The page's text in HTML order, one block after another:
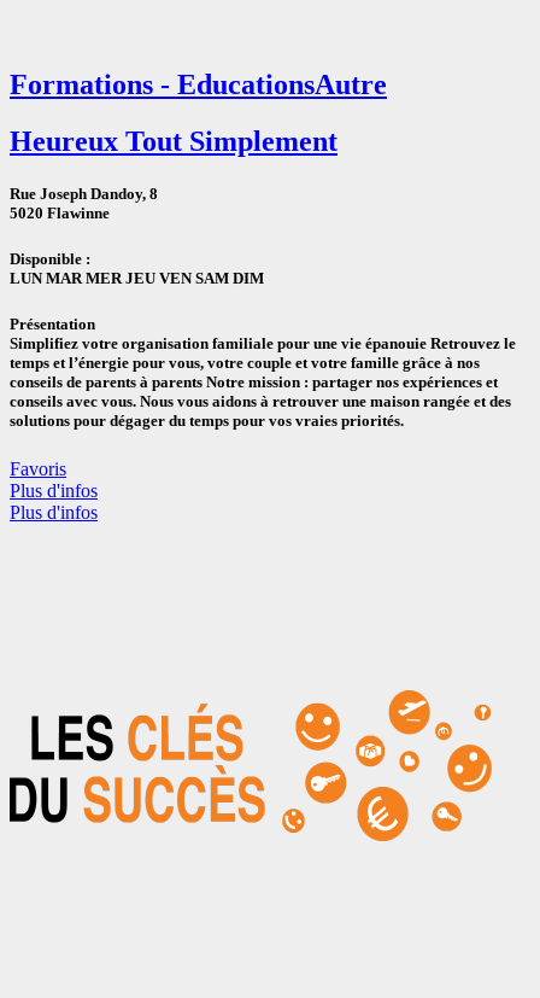
Formations - EducationsAutre
Heureux Tout Simplement
Rue Joseph Dandoy, 8
5020 Flawinne
Disponible :
LUN MAR MER JEU VEN SAM DIM
Présentation
Simplifiez votre organisation familiale pour une vie épanouie Retrouvez le
temps et l’énergie pour vous, votre couple et votre famille grâce à nos
conseils de parents à parents Notre mission : partager nos expériences et
conseils avec vous. Nous vous aidons à retrouver une maison rangée et des
solutions pour dégager du temps pour vos vraies priorités.
Favoris
Plus d'infos
Plus d'infos